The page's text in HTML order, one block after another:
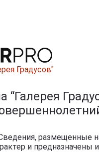
Градусов"
размещенные
и предназначены